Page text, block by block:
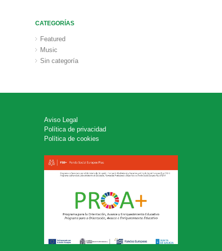
CATEGORÍAS
Featured
Music
Sin categoría
Aviso Legal
Política de privacidad
Política de cookies